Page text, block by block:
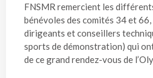
FNSMR remercient les
bénévoles des comités 34 et
dirigeants et conseillers
sports de démonstration) qui
de ce grand rendez-vous de